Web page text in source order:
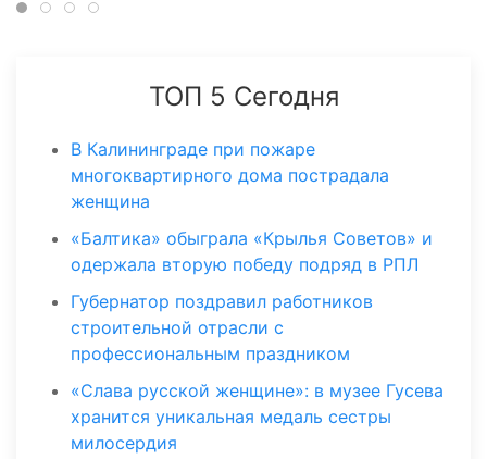
ТОП 5 Сегодня
В Калининграде при пожаре
многоквартирного дома пострадала
женщина
«Балтика» обыграла «Крылья Советов» и
одержала вторую победу подряд в РПЛ
Губернатор поздравил работников
строительной отрасли с
профессиональным праздником
«Слава русской женщине»: в музее Гусева
хранится уникальная медаль сестры
милосердия